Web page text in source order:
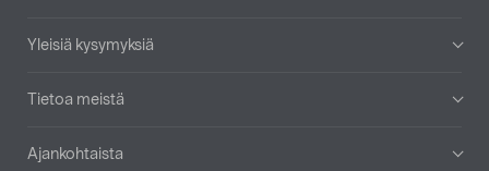
Yleisiä kysymyksiä
Tietoa meistä
Ajankohtaista